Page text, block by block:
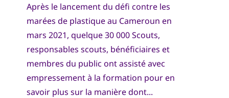
Après le lancement du défi contre les
marées de plastique au Cameroun en
mars 2021, quelque 30 000 Scouts,
responsables scouts, bénéficiaires et
membres du public ont assisté avec
empressement à la formation pour en
savoir plus sur la manière dont...